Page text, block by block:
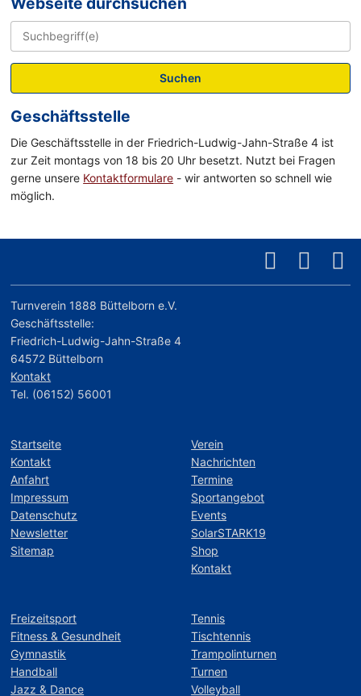
Suchen
Geschäftsstelle
Die Geschäftsstelle in der Friedrich-Ludwig-Jahn-Straße 4 ist
zur Zeit montags von 18 bis 20 Uhr besetzt. Nutzt bei Fragen
gerne unsere Kontaktformulare - wir antworten so schnell wie
möglich.
Turnverein 1888 Büttelborn e.V.
Geschäftsstelle:
Friedrich-Ludwig-Jahn-Straße 4
64572 Büttelborn
Kontakt
Tel. (06152) 56001
Startseite
Kontakt
Anfahrt
Impressum
Datenschutz
Newsletter
Sitemap
Verein
Nachrichten
Termine
Sportangebot
Events
SolarSTARK19
Shop
Kontakt
Freizeitsport
Fitness & Gesundheit
Gymnastik
Handball
Jazz & Dance
Tennis
Tischtennis
Trampolinturnen
Turnen
Volleyball